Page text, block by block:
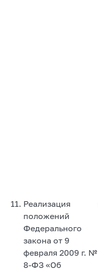
11. Реализация
положений
Федерального
закона от 9
февраля 2009 г. №
8-ФЗ «Об